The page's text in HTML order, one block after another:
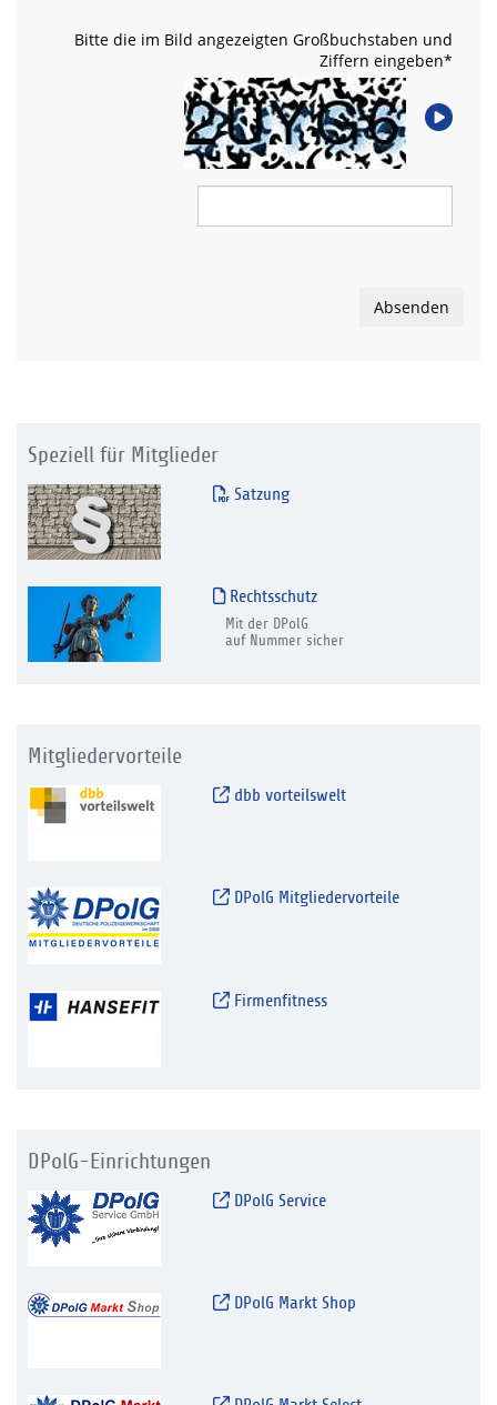
Bitte die im Bild angezeigten Großbuchstaben und
Ziffern eingeben*
Absenden
Speziell für Mitglieder
Satzung
Rechtsschutz
Mit der DPolG
auf Nummer sicher
Mitgliedervorteile
dbb vorteilswelt
DPolG Mitgliedervorteile
Firmenfitness
DPolG-Einrichtungen
DPolG Service
DPolG Markt Shop